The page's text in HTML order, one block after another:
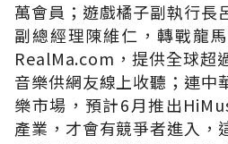
萬會員；遊戲橘子副執行長
副總經理陳維仁，轉戰龍
RealMa.com，提供全球超
音樂供網友線上收聽；連中
樂市場，預計6月推出
產業，才會有競爭者進入，